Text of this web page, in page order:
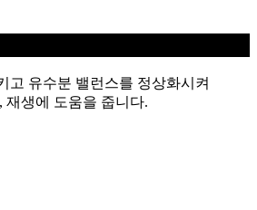
고 유수분 밸런스를 정상화시켜
재생에 도움을 줍니다.